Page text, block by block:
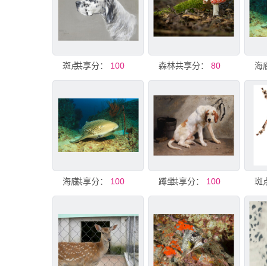
斑点猎犬侧影
共享分： 100 森林中的红色斑点蘑菇
共享分： 80
海底的斑点鱼类特写
共享分： 100 蹲坐的斑点狗
共享分： 100